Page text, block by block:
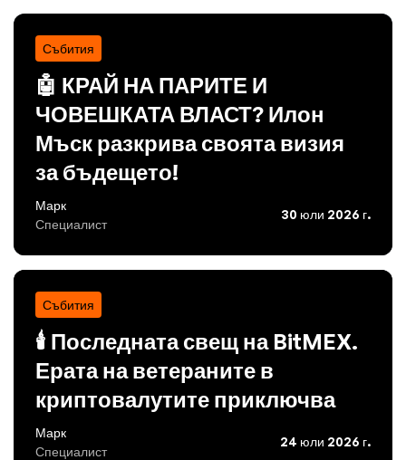
Събития
🤖 КРАЙ НА ПАРИТЕ И
ЧОВЕШКАТА ВЛАСТ? Илон
Мъск разкрива своята визия
за бъдещето!
Марк
Специалист
30 юли 2026 г.
Събития
🕯️ Последната свещ на BitMEX.
Ерата на ветераните в
криптовалутите приключва
Марк
Специалист
24 юли 2026 г.